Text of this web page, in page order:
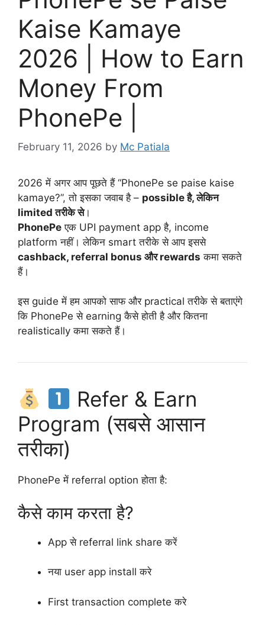
Kaise Kamaye
2026 | How to Earn
Money From
PhonePe |
February 11, 2026 by Mc Patiala
2026 में अगर आप पूछते हैं “PhonePe se paise kaise
kamaye?”, तो इसका जवाब है – possible है, लेकिन
limited तरीके से।
PhonePe एक UPI payment app है, income
platform नहीं। लेकिन smart तरीके से आप इससे
cashback, referral bonus और rewards कमा सकते
हैं।
इस guide में हम आपको साफ और practical तरीके से बताएंगे
कि PhonePe से earning कैसे होती है और कितना
realistically कमा सकते हैं।
Refer & Earn
Program (सबसे आसान
तरीका)
PhonePe में referral option होता है:
कैसे काम करता है?
App से referral link share करें
नया user app install करे
First transaction complete करे